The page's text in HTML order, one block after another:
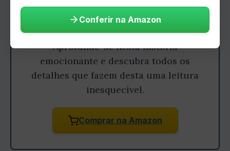
Gostou do resumo? Leia o livro
completo!
Aprofunde-se nesta história
emocionante e descubra todos os
detalhes que fazem desta uma leitura
inesquecível.
Comprar na Amazon
Conferir na Amazon